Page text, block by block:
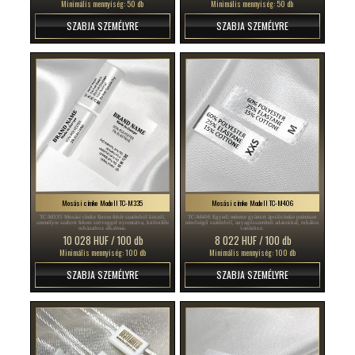
Minimális mennyiség: 50 db
SZABJA SZEMÉLYRE
Minimális mennyiség: 50 db
SZABJA SZEMÉLYRE
Mosási címke Modell TC-M335
TC-M335 Mosási címke finom fehér szaténból készül,
személyre szabott fekete szöveggel nyomtatva, különféle
ruházathoz alkalmas.
10 028 HUF / 100 db
Minimális mennyiség: 100 db
SZABJA SZEMÉLYRE
Mosási címke Modell TC-M406
TC-M406 Egyedi méretre gyártott ápolócímke prémium
minőségű szaténból, anyagösszetételi adatokkal, ruhákra
varráshoz.
8 022 HUF / 100 db
Minimális mennyiség: 100 db
SZABJA SZEMÉLYRE